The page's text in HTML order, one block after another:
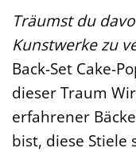
Träumst du
Kunstwerke zu
Back-Set Cake-
dieser Traum
erfahrener
bist, diese Stiele